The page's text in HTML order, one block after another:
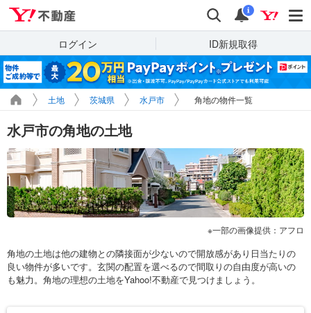
検索 通知
i
ログイン ID新規取得
土地 茨城県 水戸市 角地の物件一覧
水戸市の角地の土地
一部の画像提供：アフロ
角地の土地は他の建物との隣接面が少ないので開放感があり日当たりの
良い物件が多いです。玄関の配置を選べるので間取りの自由度が高いの
も魅力。角地の理想の土地をYahoo!不動産で見つけましょう。